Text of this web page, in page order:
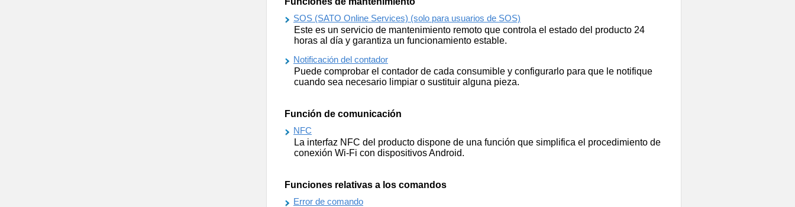
SOS (SATO Online Services) (solo para usuarios de SOS)
Este es un servicio de mantenimiento remoto que controla el estado del producto 24
horas al día y garantiza un funcionamiento estable.
Notificación del contador
Puede comprobar el contador de cada consumible y configurarlo para que le notifique
cuando sea necesario limpiar o sustituir alguna pieza.
Función de comunicación
NFC
La interfaz NFC del producto dispone de una función que simplifica el procedimiento de
conexión Wi-Fi con dispositivos Android.
Funciones relativas a los comandos
Error de comando